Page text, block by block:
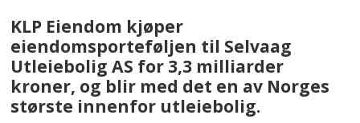
KLP Eiendom kjøper
eiendomsporteføljen til Selvaag
Utleiebolig AS for 3,3 milliarder
kroner, og blir med det en av Norges
største innenfor utleiebolig.